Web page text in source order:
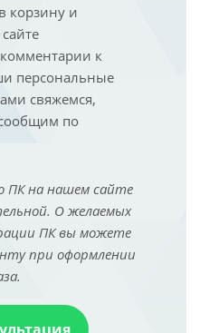
корзину и
к
персональные
свяжемся,
по
ПК на нашем сайте
О желаемых
ПК вы можете
при оформлении